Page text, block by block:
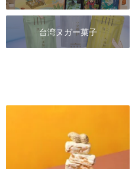
台湾ヌガー菓子